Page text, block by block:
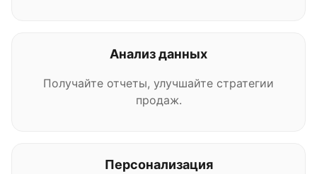
Анализ данных
Получайте отчеты, улучшайте стратегии
продаж.
Персонализация